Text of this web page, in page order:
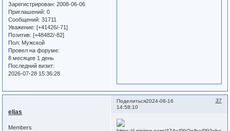
Зарегистрирован: 2008-06-06
Приглашений: 0
Сообщений: 31711
Уважение: [+41426/-71]
Позитив: [+48482/-82]
Пол: Мужской
Провел на форуме:
8 месяцев 1 день
Последний визит:
2026-07-28 15:36:28
Поделиться 37
2024-08-16
14:58:10
elias
Members